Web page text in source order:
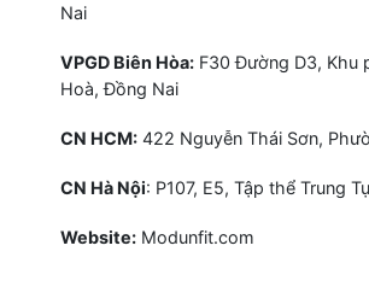
Nai
VPGD Biên Hòa: F30 Đường D3, Khu
Hoà, Đồng Nai
CN HCM: 422 Nguyễn Thái Sơn,
CN Hà Nội: P107, E5, Tập thể Trung
Website: Modunfit.com